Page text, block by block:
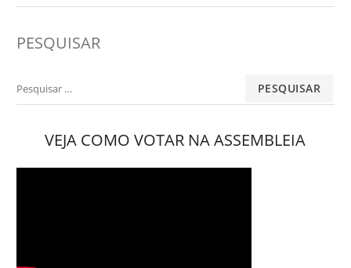
PESQUISAR
Pesquisar
VEJA COMO VOTAR NA ASSEMBLEIA